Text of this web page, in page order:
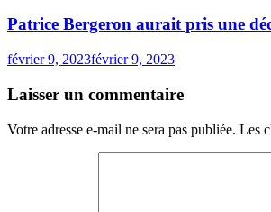
Patrice Bergeron aurait pris une
février 9, 2023février 9, 2023
Laisser un commentaire
Votre adresse e-mail ne sera pas publiée. Les